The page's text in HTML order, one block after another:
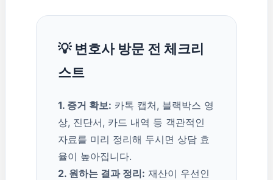
💡 변호사 방문 전 체크리
스트
1. 증거 확보: 카톡 캡처, 블랙박스 영
상, 진단서, 카드 내역 등 객관적인
자료를 미리 정리해 두시면 상담 효
율이 높아집니다.
2. 원하는 결과 정리: 재산이 우선인